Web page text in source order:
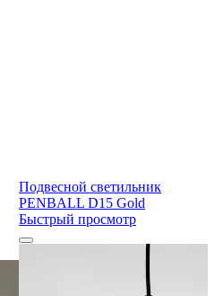
Подвесной светильник
PENBALL D15 Gold
Быстрый просмотр